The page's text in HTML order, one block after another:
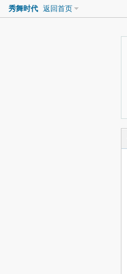
秀舞时代 返回首页